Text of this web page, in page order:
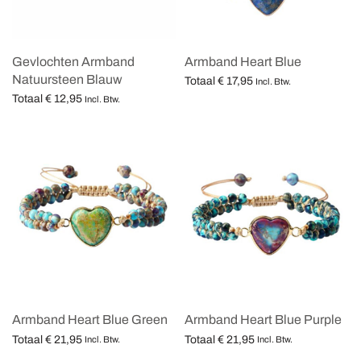
Gevlochten Armband
Natuursteen Blauw
Totaal € 12,95 Incl. Btw.
Armband Heart Blue
Totaal € 17,95 Incl. Btw.
Armband Heart Blue Green
Totaal € 21,95 Incl. Btw.
Armband Heart Blue Purple
Totaal € 21,95 Incl. Btw.